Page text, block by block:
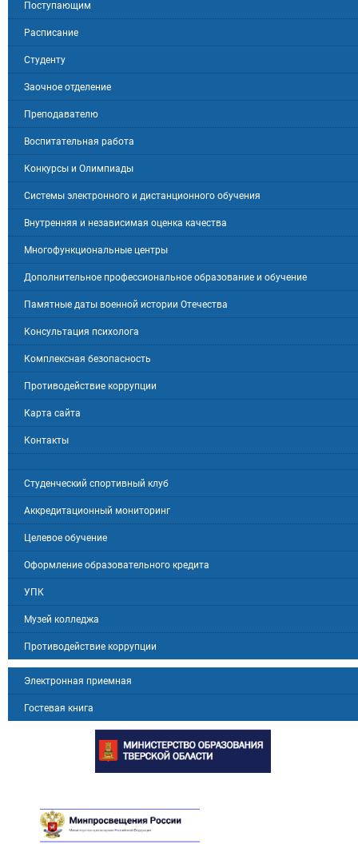
Поступающим
Расписание
Студенту
Заочное отделение
Преподавателю
Воспитательная работа
Конкурсы и Олимпиады
Системы электронного и дистанционного обучения
Внутренняя и независимая оценка качества
Многофункциональные центры
Дополнительное профессиональное образование и обучение
Памятные даты военной истории Отечества
Консультация психолога
Комплексная безопасность
Противодействие коррупции
Карта сайта
Контакты
Студенческий спортивный клуб
Аккредитационный мониторинг
Целевое обучение
Оформление образовательного кредита
УПК
Музей колледжа
Противодействие коррупции
Электронная приемная
Гостевая книга